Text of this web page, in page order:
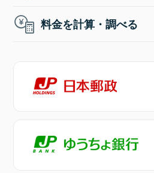
料金を計算・調べる